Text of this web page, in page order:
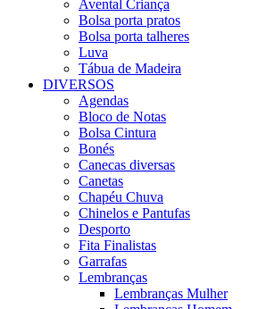
Avental Criança
Bolsa porta pratos
Bolsa porta talheres
Luva
Tábua de Madeira
DIVERSOS
Agendas
Bloco de Notas
Bolsa Cintura
Bonés
Canecas diversas
Canetas
Chapéu Chuva
Chinelos e Pantufas
Desporto
Fita Finalistas
Garrafas
Lembranças
Lembranças Mulher